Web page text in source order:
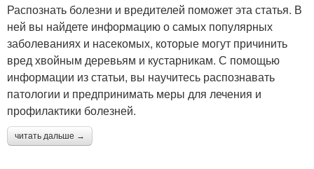
Распознать болезни и вредителей поможет эта статья. В
ней вы найдете информацию о самых популярных
заболеваниях и насекомых, которые могут причинить
вред хвойным деревьям и кустарникам. С помощью
информации из статьи, вы научитесь распознавать
патологии и предпринимать меры для лечения и
профилактики болезней.
читать дальше →